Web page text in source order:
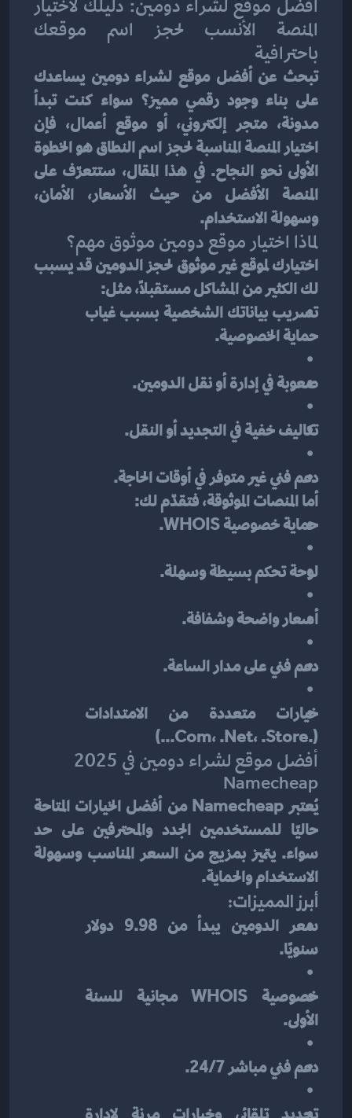
باحترافية
وسهولة الاستخدام.
لماذا اختيار موقع دومين موثوق مهم؟
لك الكثير من المشاكل مستقبلاً، مثل:
حماية الخصوصية.
صعوبة في إدارة أو نقل الدومين.
تكاليف خفية في التجديد أو النقل.
دعم فني غير متوفر في أوقات الحاجة.
أما المنصات الموثوقة، فتقدّم لك:
حماية خصوصية WHOIS.
لوحة تحكم بسيطة وسهلة.
أسعار واضحة وشفافة.
دعم فني على مدار الساعة.
(.com، .net، .store...)
أفضل موقع لشراء دومين في 2025
Namecheap
الاستخدام والحماية.
أبرز المميزات:
سعر الدومين يبدأ من 9.98 دولار
سنويًا.
خصوصية WHOIS مجانية للسنة
الأولى.
دعم فني مباشر 24/7.